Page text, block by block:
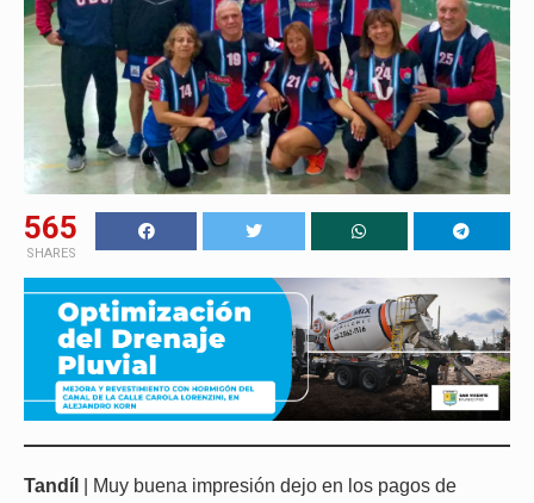
565
SHARES
Tandíl
| Muy buena impresión dejo en los pagos de